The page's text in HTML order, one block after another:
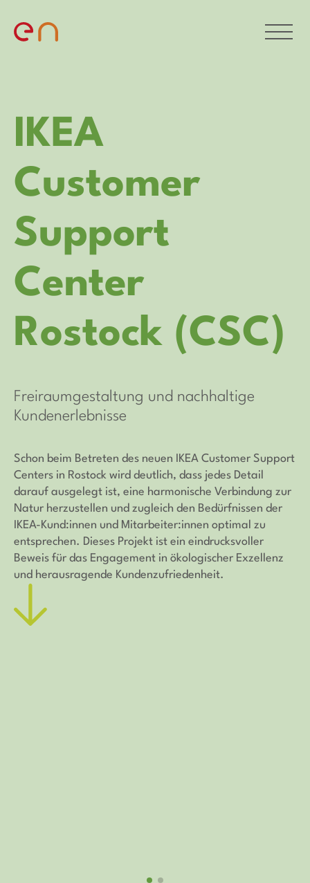
IKEA
Customer
Support
Center
Rostock (CSC)
Freiraumgestaltung und nachhaltige
Kundenerlebnisse
Schon beim Betreten des neuen IKEA Customer Support
Centers in Rostock wird deutlich, dass jedes Detail
darauf ausgelegt ist, eine harmonische Verbindung zur
Natur herzustellen und zugleich den Bedürfnissen der
IKEA-Kund:innen und Mitarbeiter:innen optimal zu
entsprechen. Dieses Projekt ist ein eindrucksvoller
Beweis für das Engagement in ökologischer Exzellenz
und herausragende Kundenzufriedenheit.